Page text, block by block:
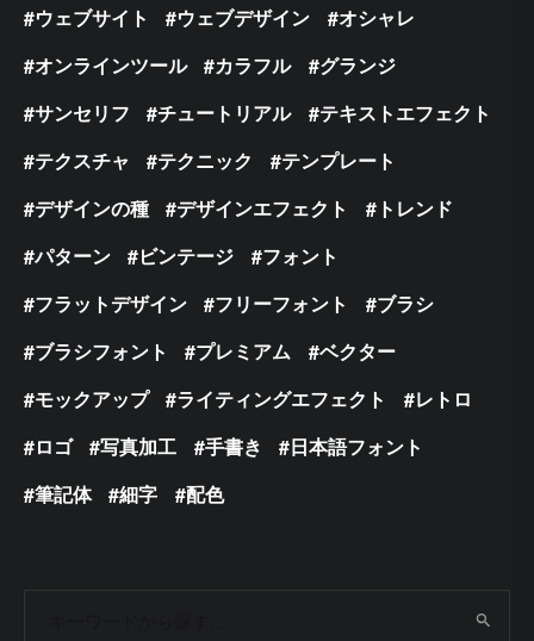
ウェブサイト
ウェブデザイン
オシャレ
オンラインツール
カラフル
グランジ
サンセリフ
チュートリアル
テキストエフェクト
テクスチャ
テクニック
テンプレート
デザインの種
デザインエフェクト
トレンド
パターン
ビンテージ
フォント
フラットデザイン
フリーフォント
ブラシ
ブラシフォント
プレミアム
ベクター
モックアップ
ライティングエフェクト
レトロ
ロゴ
写真加工 手書き
日本語フォント
筆記体
細字 配色